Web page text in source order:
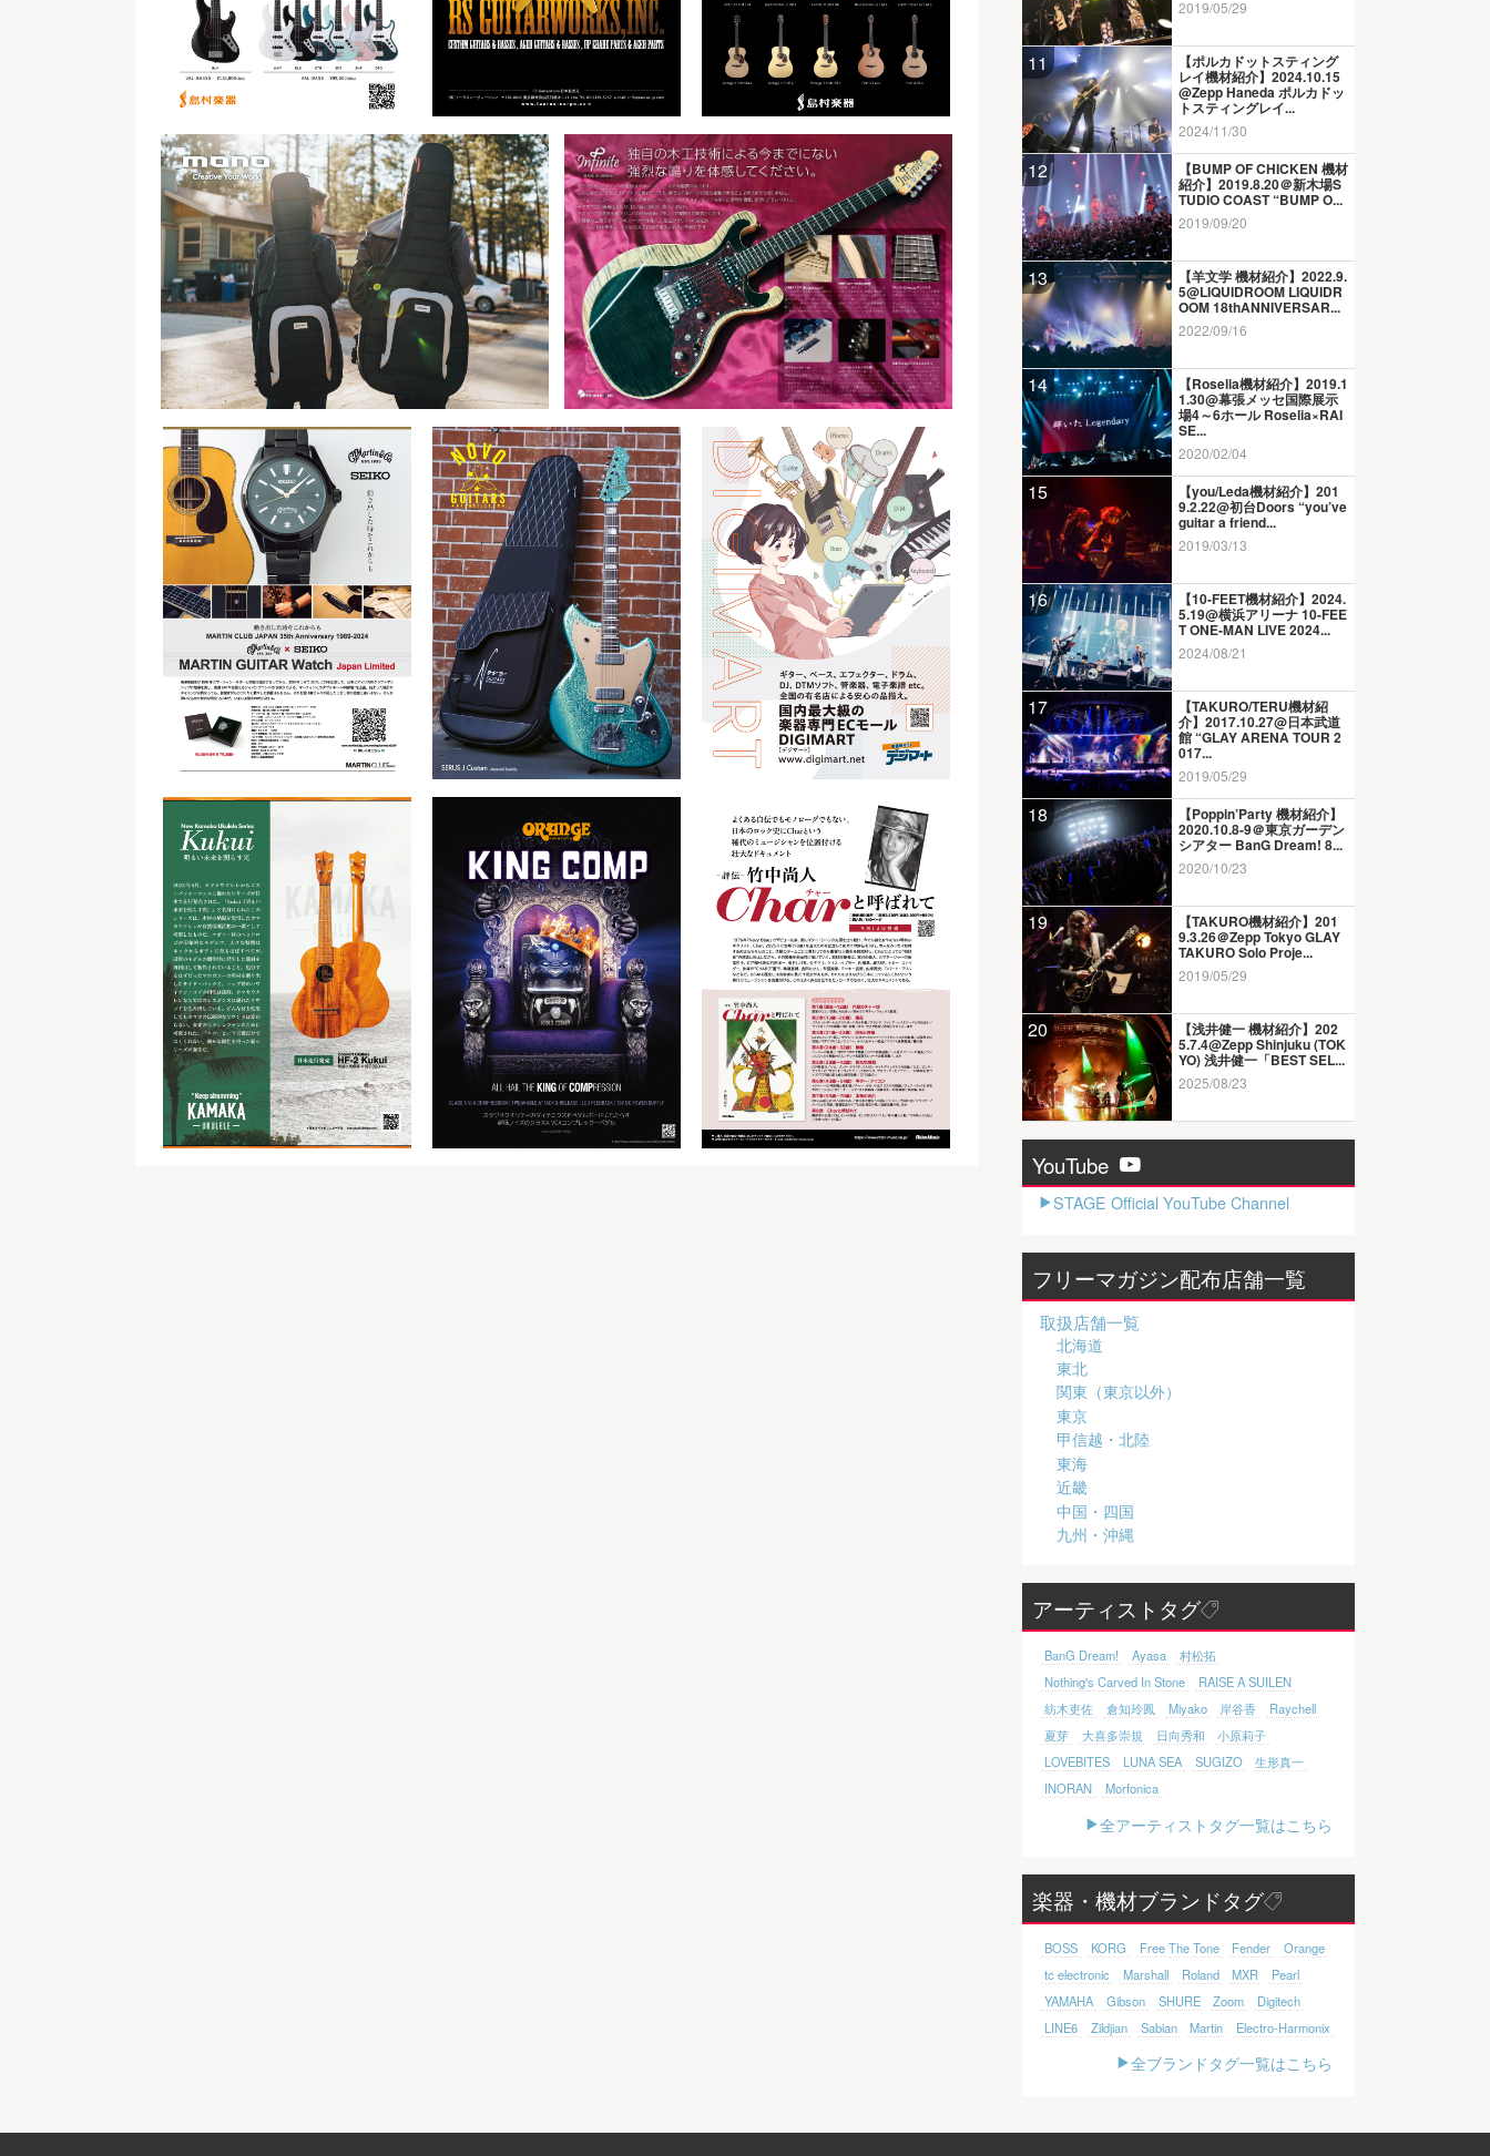
2019/05/29
11 【ポルカドットスティング
レイ機材紹介】2024.10.15
@Zepp Haneda ポルカドッ
トスティングレイ...
2024/11/30
12 【BUMP OF CHICKEN 機材
紹介】2019.8.20＠新木場S
TUDIO COAST “BUMP O...
2019/09/20
13 【羊文学 機材紹介】2022.9.
5@LIQUIDROOM LIQUIDR
OOM 18thANNIVERSAR...
2022/09/16
14 【Roselia機材紹介】2019.1
1.30@幕張メッセ国際展示
場4～6ホール Roselia×RAI
SE...
2020/02/04
15 【you/Leda機材紹介】201
9.2.22@初台Doors “you’ve
guitar a friend...
2019/03/13
16 【10-FEET機材紹介】2024.
5.19@横浜アリーナ 10-FEE
T ONE-MAN LIVE 2024...
2024/08/21
17 【TAKURO/TERU機材紹
介】2017.10.27@日本武道
館 “GLAY ARENA TOUR 2
017...
2019/05/29
18 【Poppin’Party 機材紹介】
2020.10.8-9＠東京ガーデン
シアター BanG Dream! 8...
2020/10/23
19 【TAKURO機材紹介】201
9.3.26＠Zepp Tokyo GLAY
TAKURO Solo Proje...
2019/05/29
20 【浅井健一 機材紹介】202
5.7.4@Zepp Shinjuku (TOK
YO) 浅井健一「BEST SEL...
2025/08/23
YouTube
STAGE Official YouTube Channel
フリーマガジン配布店舗一覧
取扱店舗一覧
北海道
東北
関東（東京以外）
東京
甲信越・北陸
東海
近畿
中国・四国
九州・沖縄
アーティストタグ
BanG Dream! Ayasa
村松拓
Nothing's Carved In Stone
RAISE A SUILEN
紡木吏佐
倉知玲鳳 Miyako 岸谷香
Raychell
夏芽
大喜多崇規 日向秀和
小原莉子
LOVEBITES
LUNA SEA SUGIZO
生形真一
INORAN
Morfonica
全アーティストタグ一覧はこちら
楽器・機材ブランドタグ
BOSS KORG Free The Tone Fender
Orange
tc electronic
Marshall Roland MXR
Pearl
YAMAHA
Gibson SHURE Zoom
Digitech
LINE6
Zildjian Sabian Martin Electro-Harmonix
全ブランドタグ一覧はこちら